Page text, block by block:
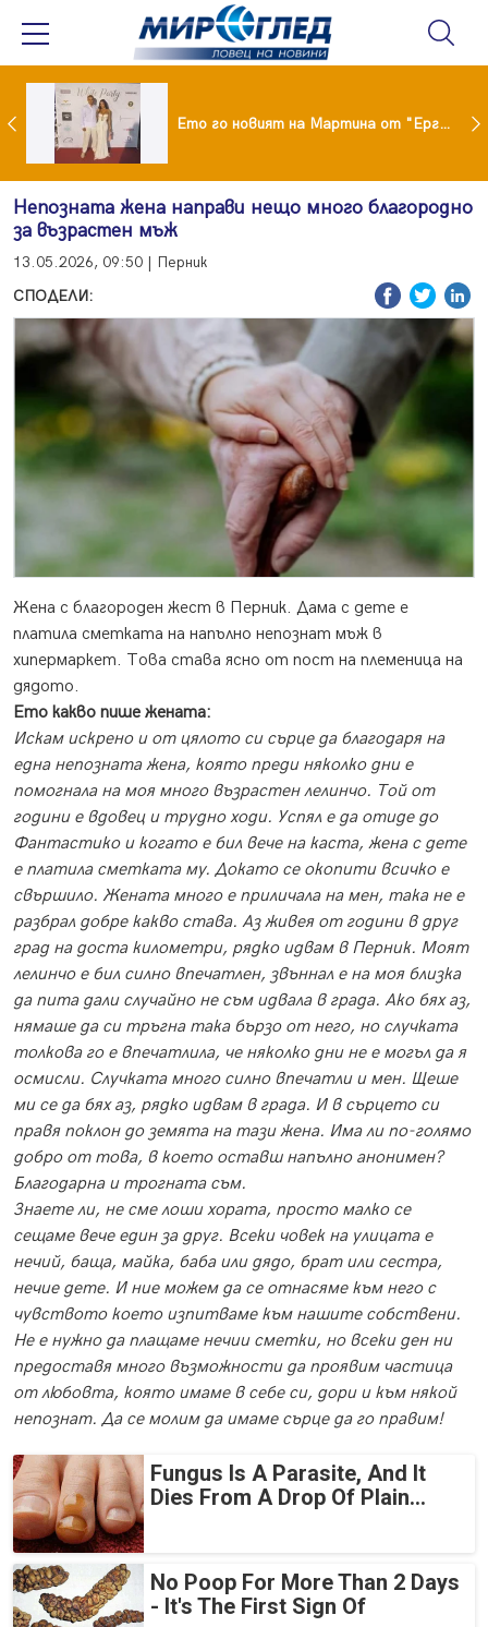
И Ники Кънчев се разведе тайно като Геро Ето го новият на Мартина от "Ергенът"
Непозната жена направи нещо много благородно
за възрастен мъж
13.05.2026, 09:50 | Перник
СПОДЕЛИ:
Жена с благороден жест в Перник. Дама с дете е
платила сметката на напълно непознат мъж в
хипермаркет. Това става ясно от пост на племеница на
дядото.
Ето какво пише жената:
Искам искрено и от цялото си сърце да благодаря на
една непозната жена, която преди няколко дни е
помогнала на моя много възрастен лелинчо. Той от
години е вдовец и трудно ходи. Успял е да отиде до
Фантастико и когато е бил вече на каста, жена с дете
е платила сметката му. Докато се окопити всичко е
свършило. Жената много е приличала на мен, така не е
разбрал добре какво става. Аз живея от години в друг
град на доста километри, рядко идвам в Перник. Моят
лелинчо е бил силно впечатлен, звъннал е на моя близка
да пита дали случайно не съм идвала в града. Ако бях аз,
нямаше да си тръгна така бързо от него, но случката
толкова го е впечатлила, че няколко дни не е могъл да я
осмисли. Случката много силно впечатли и мен. Щеше
ми се да бях аз, рядко идвам в града. И в сърцето си
правя поклон до земята на тази жена. Има ли по-голямо
добро от това, в което оставш напълно анонимен?
Благодарна и трогната съм.
Знаете ли, не сме лоши хората, просто малко се
сещаме вече един за друг. Всеки човек на улицата е
нечий, баща, майка, баба или дядо, брат или сестра,
нечие дете. И ние можем да се отнасяме към него с
чувството което изпитваме към нашите собствени.
Не е нужно да плащаме нечии сметки, но всеки ден ни
предоставя много възможности да проявим частица
от любовта, която имаме в себе си, дори и към някой
непознат. Да се молим да имаме сърце да го правим!
Fungus Is A Parasite, And It
Dies From A Drop Of Plain...
No Poop For More Than 2 Days
- It's The First Sign Of